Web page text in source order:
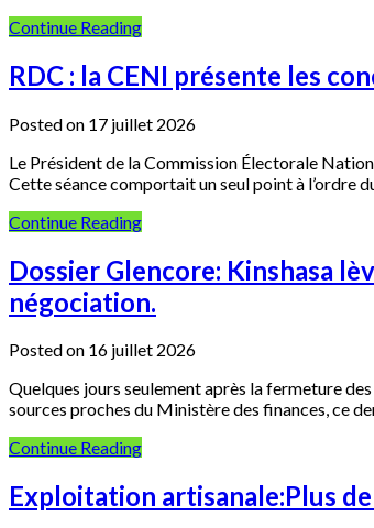
Continue Reading
RDC : la CENI présente les
Posted on 17 juillet 2026
Le Président de la Commission Électorale
Cette séance comportait un seul point à l’ordre
Continue Reading
Dossier Glencore: Kinshasa
négociation.
Posted on 16 juillet 2026
Quelques jours seulement après la fermeture
sources proches du Ministère des finances, ce
Continue Reading
Exploitation artisanale:Plus